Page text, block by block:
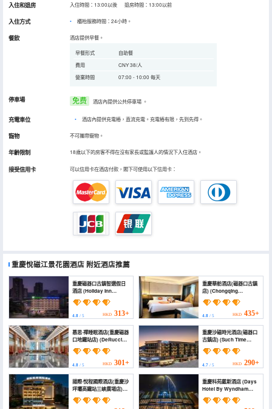
入住和退房 入住時間：13:00以後 退房時間：13:00以前
入住方式 櫃枱服務時間：24小時。
餐飲 酒店提供早餐。
早餐形式
自助餐
費用
CNY 38/人
營業時間
07:00 - 10:00 每天
停車場 免费 酒店內提供公共停車場 。
充電車位 • 酒店內提供充電樁，直流充電。充電樁有限，先到先得。
寵物 不可攜帶寵物。
年齡限制 18歲以下的房客不得在沒有家長或監護人的情況下入住酒店。
接受信用卡 可以信用卡在酒店付款，閣下可使用以下信用卡：
重慶悅磁江景花園酒店 附近酒店推薦
重慶磁器口古鎮智選假日
酒店 (Holiday Inn
Express CHONGQING
CIQIKOU ANCIENT
TOWN by IHG)
4.8 / 5 HKD 313+
重慶華舫酒店(磁器口古鎮
店) (Chongqing
Huafang Hotel)
4.8/ 5 HKD 435+
慕思·禪睡眠酒店(重慶磁器
口地鐵站店) (DeRucci
Hotel (Chongqing
Ciqikou Metro Station
4.8 / 5 HKD 301+
重慶沙磁時光酒店(磁器口
古鎮店) (Such Time
Hotel ciqikou)
4.7/ 5 HKD 290+
揚際·悅程國際酒店(重慶沙
坪壩高鐵站三峽廣場店)
(Yangj.Yueicheng
International Hotel
重慶科苑戴斯酒店 (Days
Hotel By Wyndham
Chongqing Keyuan)